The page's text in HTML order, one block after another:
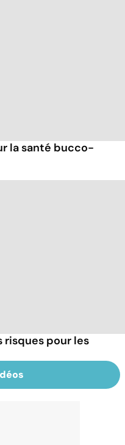
la santé bucco-
risques pour les